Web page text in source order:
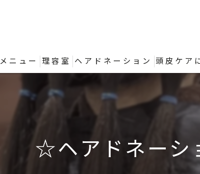
メニュー 理容室 ヘアドネーション 頭皮ケア
☆ヘアドネー